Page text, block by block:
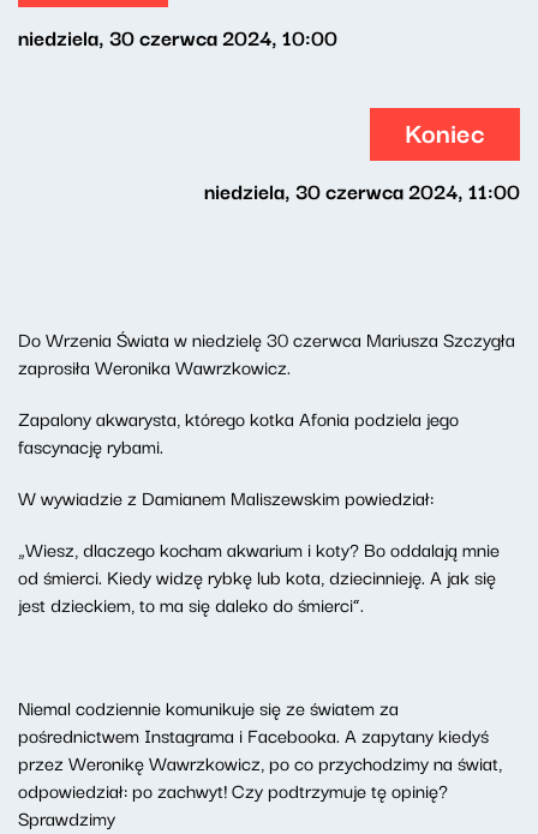
niedziela, 30 czerwca 2024, 10:00
Koniec
niedziela, 30 czerwca 2024, 11:00
Do Wrzenia Świata w niedzielę 30 czerwca Mariusza Szczygła
zaprosiła Weronika Wawrzkowicz.
Zapalony akwarysta, którego kotka Afonia podziela jego
fascynację rybami.
W wywiadzie z Damianem Maliszewskim powiedział:
„Wiesz, dlaczego kocham akwarium i koty? Bo oddalają mnie
od śmierci. Kiedy widzę rybkę lub kota, dziecinnieję. A jak się
jest dzieckiem, to ma się daleko do śmierci”.
Niemal codziennie komunikuje się ze światem za
pośrednictwem Instagrama i Facebooka. A zapytany kiedyś
przez Weronikę Wawrzkowicz, po co przychodzimy na świat,
odpowiedział: po zachwyt! Czy podtrzymuje tę opinię?
Sprawdzimy